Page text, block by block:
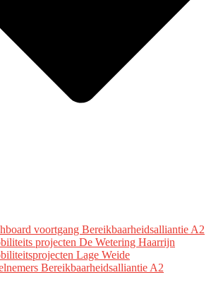
voortgang Bereikbaarheidsalliantie A2
projecten De Wetering Haarrijn
Lage Weide
Bereikbaarheidsalliantie A2